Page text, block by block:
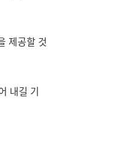
제공할 것
내길 기